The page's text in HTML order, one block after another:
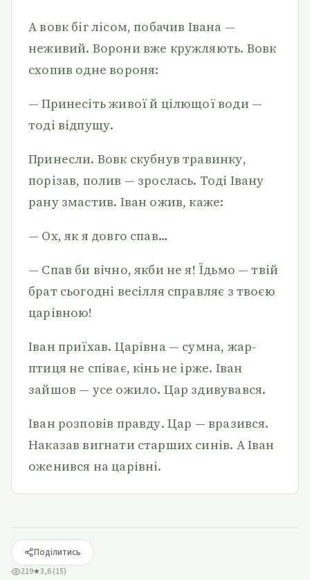
А вовк біг лісом, побачив Івана —
неживий. Ворони вже кружляють. Вовк
схопив одне вороня:
— Принесіть живої й цілющої води —
тоді відпущу.
Принесли. Вовк скубнув травинку,
порізав, полив — зрослась. Тоді Івану
рану змастив. Іван ожив, каже:
— Ох, як я довго спав…
— Спав би вічно, якби не я! Їдьмо — твій
брат сьогодні весілля справляє з твоєю
царівною!
Іван приїхав. Царівна — сумна, жар-
птиця не співає, кінь не ірже. Іван
зайшов — усе ожило. Цар здивувався.
Іван розповів правду. Цар — вразився.
Наказав вигнати старших синів. А Іван
оженився на царівні.
Поділитись
219★3,6 (15)